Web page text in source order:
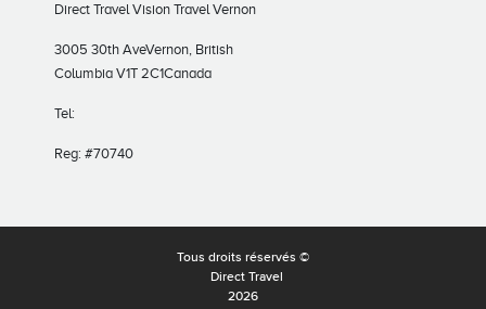
Direct Travel Vision Travel Vernon
3005 30th AveVernon, British
Columbia V1T 2C1Canada
Tel:
Reg: #70740
Tous droits réservés ©
Direct Travel
2026